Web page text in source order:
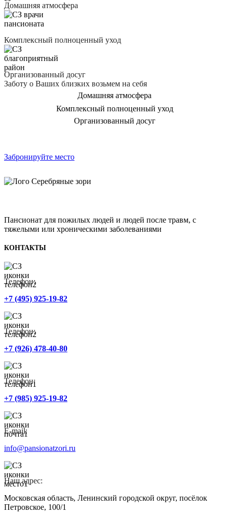
Домашняя атмосфера
Комплексный полноценный уход
Организованный досуг
Заботу о Ваших близких возьмем на себя
Домашняя атмосфера
Комплексный полноценный уход
Организованный досуг
Забронируйте место
Пансионат для пожилых людей и людей после травм, с
тяжелыми или хроническими заболеваниями
КОНТАКТЫ
Телефон:
+7 (495) 925-19-82
Телефон:
+7 (926) 478-40-80
Телефон:
+7 (985) 925-19-82
E-mail:
info@pansionatzori.ru
Наш адрес:
Московская область, Ленинский городской округ, посёлок
Петровское, 100/1